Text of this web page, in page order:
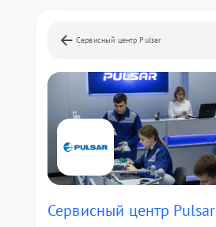
Сервисный центр Pulsar
Сервисный центр Pulsar